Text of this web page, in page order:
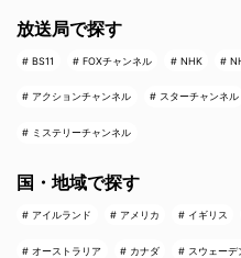
放送局で探す
BS11 FOXチャンネル NHK
アクションチャンネル スターチャンネル
ミステリーチャンネル
国・地域で探す
アイルランド アメリカ イギリス
オーストラリア カナダ スウェーデ